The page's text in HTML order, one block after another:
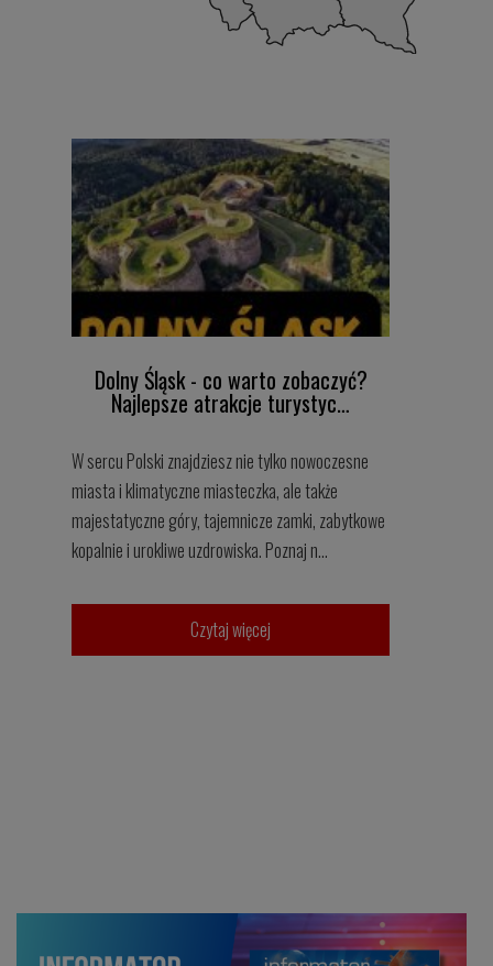
Dolny Śląsk - co warto zobaczyć?
Najlepsze atrakcje turystyc…
W sercu Polski znajdziesz nie tylko nowoczesne
miasta i klimatyczne miasteczka, ale także
majestatyczne góry, tajemnicze zamki, zabytkowe
kopalnie i urokliwe uzdrowiska. Poznaj n...
Czytaj więcej